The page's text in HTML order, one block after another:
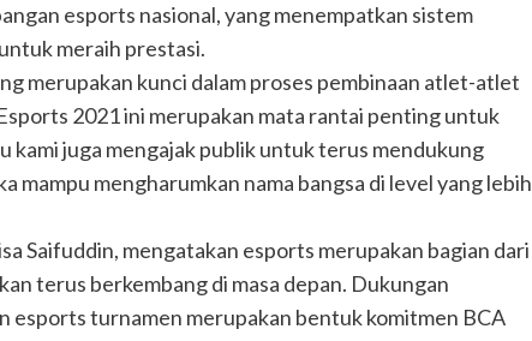
esports nasional, yang menempatkan sistem
meraih prestasi.
merupakan kunci dalam proses pembinaan atlet-atlet
2021 ini merupakan mata rantai penting untuk
juga mengajak publik untuk terus mendukung
mengharumkan nama bangsa di level yang lebih
Saifuddin, mengatakan esports merupakan bagian dari
terus berkembang di masa depan. Dukungan
esports turnamen merupakan bentuk komitmen BCA